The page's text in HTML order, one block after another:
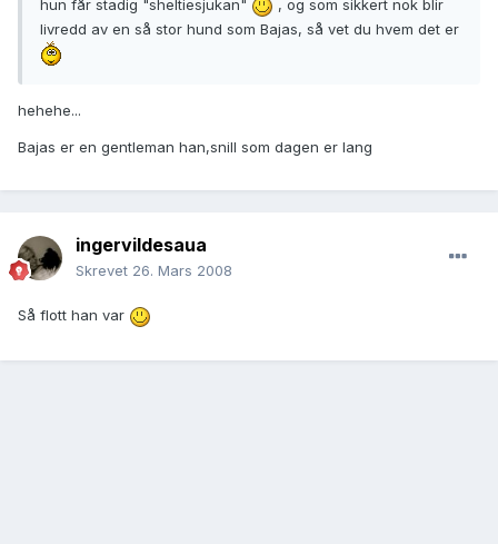
hun får stadig "sheltiesjukan"
, og som sikkert nok blir
livredd av en så stor hund som Bajas, så vet du hvem det er
hehehe...
Bajas er en gentleman han,snill som dagen er lang
ingervildesaua
Skrevet 26. Mars 2008
Så flott han var